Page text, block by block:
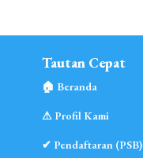
Tautan Cepat
🏠︎ Beranda
⚠︎ Profil Kami
✔ Pendaftaran (PSB)